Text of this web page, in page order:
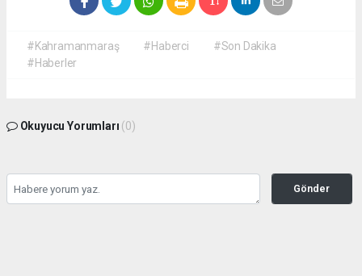
#Kahramanmaraş #Haberci
#Son Dakika
#Haberler
Okuyucu Yorumları (0)
Gönder